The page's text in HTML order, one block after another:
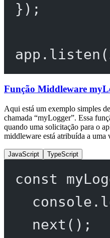
});
app. listen (
Função Middleware
Aqui está um exemplo simples
chamada “myLogger”. Essa
quando uma solicitação para o
middleware está atribuída a uma
JavaScript TypeScript
const
console.
next ();